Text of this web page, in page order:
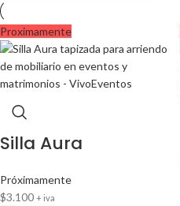
Proximamente
Silla Aura
Próximamente
$3.100 + iva